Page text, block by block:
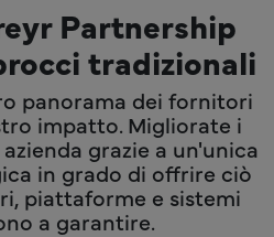
Partnership
tradizionali
panorama dei fornitori
impatto. Migliorate i
grazie a un'unica
in grado di offrire ciò
piattaforme e sistemi
a garantire.